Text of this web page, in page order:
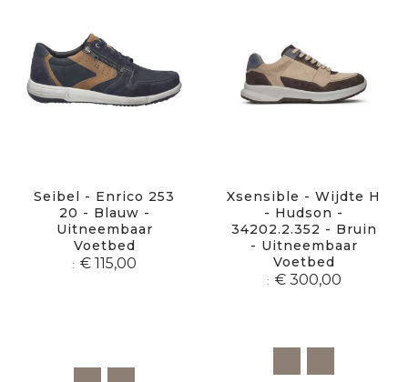
Seibel - Enrico 253
20 - Blauw -
Uitneembaar
Voetbed
€ 115,00
Xsensible - Wijdte H
- Hudson -
34202.2.352 - Bruin
- Uitneembaar
Voetbed
€ 300,00